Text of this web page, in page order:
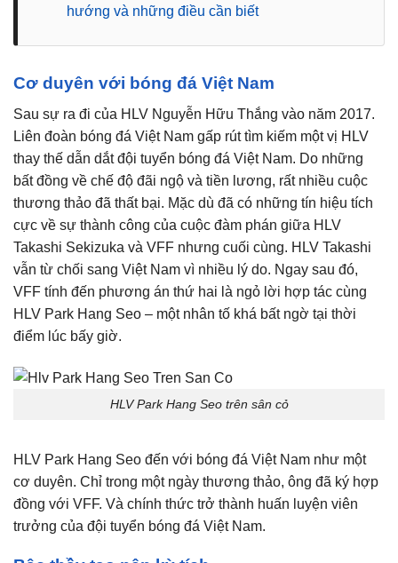
hướng và những điều cần biết
Cơ duyên với bóng đá Việt Nam
Sau sự ra đi của HLV Nguyễn Hữu Thắng vào năm 2017.
Liên đoàn bóng đá Việt Nam gấp rút tìm kiếm một vị HLV
thay thế dẫn dắt đội tuyển bóng đá Việt Nam. Do những
bất đồng về chế độ đãi ngộ và tiền lương, rất nhiều cuộc
thương thảo đã thất bại. Mặc dù đã có những tín hiệu tích
cực về sự thành công của cuộc đàm phán giữa HLV
Takashi Sekizuka và VFF nhưng cuối cùng. HLV Takashi
vẫn từ chối sang Việt Nam vì nhiều lý do. Ngay sau đó,
VFF tính đến phương án thứ hai là ngỏ lời hợp tác cùng
HLV Park Hang Seo – một nhân tố khá bất ngờ tại thời
điểm lúc bấy giờ.
HLV Park Hang Seo trên sân cỏ
HLV Park Hang Seo đến với bóng đá Việt Nam như một
cơ duyên. Chỉ trong một ngày thương thảo, ông đã ký hợp
đồng với VFF. Và chính thức trở thành huấn luyện viên
trưởng của đội tuyển bóng đá Việt Nam.